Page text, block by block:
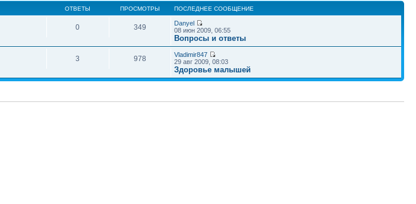
ОТВЕТЫ ПРОСМОТРЫ ПОСЛЕДНЕЕ СООБЩЕНИЕ
0 349
Danyel
08 июн 2009, 06:55
Вопросы и ответы
3 978
Vladimir847
29 авг 2009, 08:03
Здоровье малышей